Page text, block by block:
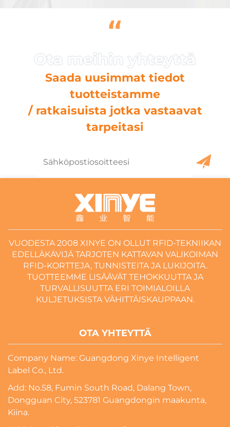
“
Saada uusimmat tiedot
tuotteistamme
/ ratkaisuista jotka vastaavat
tarpeitasi
VUODESTA 2008 XINYE ON OLLUT RFID-TEKNIIKAN
EDELLÄKÄVIJÄ TARJOTEN KATTAVAN VALIKOIMAN
RFID-KORTTEJA, TUNNISTEITA JA LUKIJOITA.
TUOTTEEMME LISÄÄVÄT TEHOKKUUTTA JA
TURVALLISUUTTA ERI TOIMIALOILLA
KULJETUKSISTA VÄHITTÄISKAUPPAAN.
OTA YHTEYTTÄ
Company Name: Guangdong Xinye Intelligent
Label Co., Ltd.
Add: No.58, Fumin South Road, Dalang Town,
Dongguan City, 523781 Guangdongin maakunta,
Kiina.